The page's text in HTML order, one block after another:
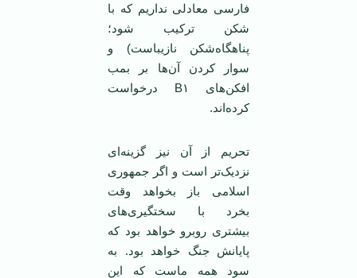
فارسی معادلی نداریم که با
شکن ترکیب شود؛
پناهگاه‌شکن نازیباست) و
سوار کردن آن‌ها بر بمب
افکن‌های B۱ درخواست
کرده‌اند.
تحریم از آن نیز گزینه‌ای
نزدیک‌تر است و اگر جمهوری
اسلامی ‌باز بخواهد وقت
بخرد با سختگیری‌های
بیشتری روبرو خواهد بود که
پایانش‌ جنگ خواهد بود. به
سود همه ماست که این